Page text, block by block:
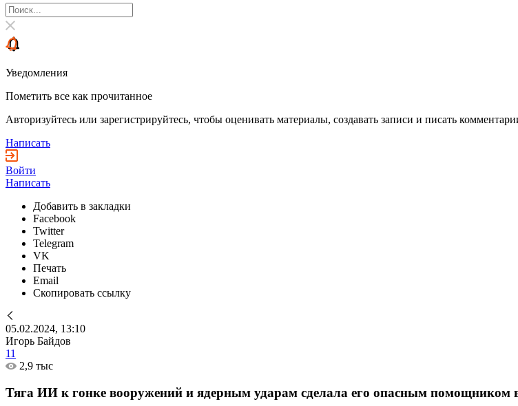
Уведомления
Пометить все как прочитанное
Авторизуйтесь или зарегистрируйтесь, чтобы оценивать материалы, создавать записи и писать
Написать
Войти
Написать
Добавить в закладки
Facebook
Twitter
Telegram
VK
Печать
Email
Скопировать ссылку
05.02.2024, 13:10
Игорь Байдов
11
2,9 тыс
Тяга ИИ к гонке вооружений и ядерным ударам сделала его опасным помощником